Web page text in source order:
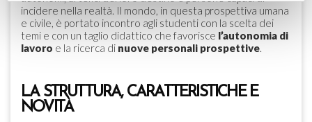
incidere nella realtà. Il mondo, in questa prospettiva umana
e civile, è portato incontro agli studenti con la scelta dei
temi e con un taglio didattico che favorisce l’autonomia di
lavoro e la ricerca di nuove personali prospettive
LA STRUTTURA, CARATTERISTICHE E
NOVITÀ